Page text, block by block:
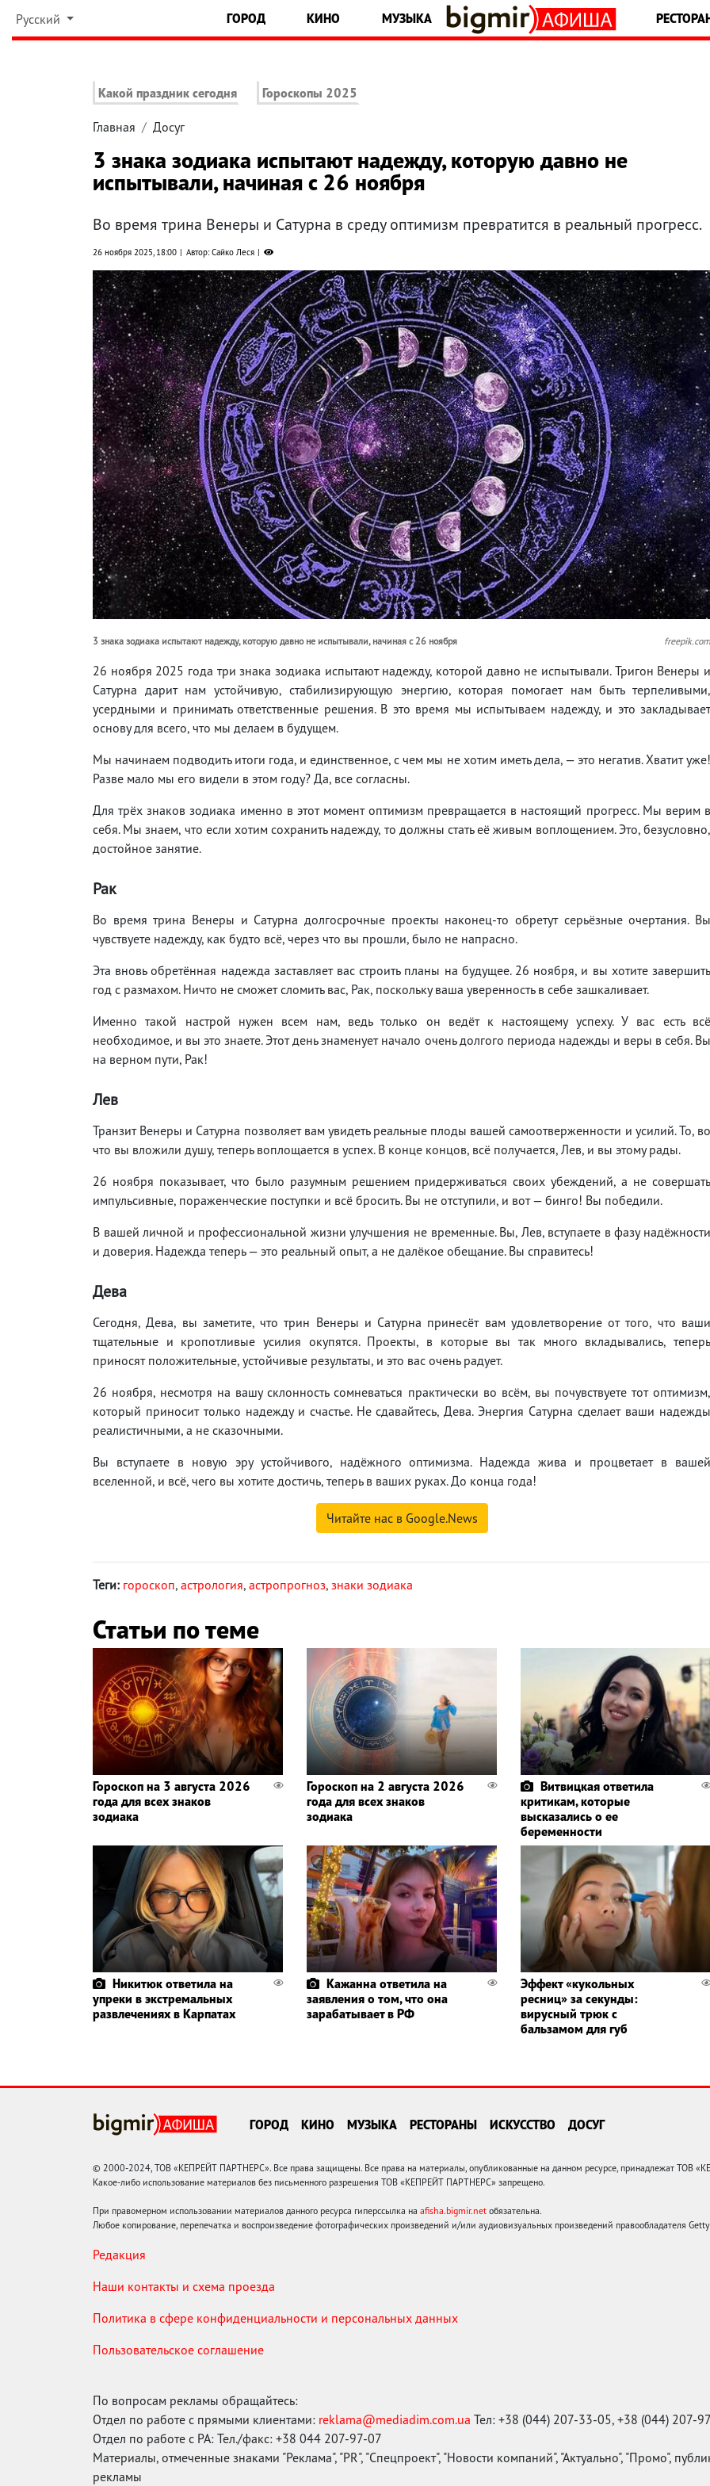
Русский ГОРОД КИНО МУЗЫКА
Какой праздник сегодня Гороскопы 2025
Главная Досуг
3 знака зодиака испытают надежду, которую давно не
испытывали, начиная с 26 ноября
Во время трина Венеры и Сатурна в среду оптимизм превратится в реальный прогресс.
26 ноября 2025, 18:00 Автор: Сайко Леся
3 знака зодиака испытают надежду, которую давно не испытывали, начиная с 26 ноября freepik.com
26 ноября 2025 года три знака зодиака испытают надежду, которой давно не испытывали. Тригон Венеры и
Сатурна дарит нам устойчивую, стабилизирующую энергию, которая помогает нам быть терпеливыми,
усердными и принимать ответственные решения. В это время мы испытываем надежду, и это закладывает
основу для всего, что мы делаем в будущем.
Мы начинаем подводить итоги года, и единственное, с чем мы не хотим иметь дела, — это негатив. Хватит уже!
Разве мало мы его видели в этом году? Да, все согласны.
Для трёх знаков зодиака именно в этот момент оптимизм превращается в настоящий прогресс. Мы верим в
себя. Мы знаем, что если хотим сохранить надежду, то должны стать её живым воплощением. Это, безусловно,
достойное занятие.
Рак
Во время трина Венеры и Сатурна долгосрочные проекты наконец-то обретут серьёзные очертания. Вы
чувствуете надежду, как будто всё, через что вы прошли, было не напрасно.
Эта вновь обретённая надежда заставляет вас строить планы на будущее. 26 ноября, и вы хотите завершить
год с размахом. Ничто не сможет сломить вас, Рак, поскольку ваша уверенность в себе зашкаливает.
Именно такой настрой нужен всем нам, ведь только он ведёт к настоящему успеху. У вас есть всё
необходимое, и вы это знаете. Этот день знаменует начало очень долгого периода надежды и веры в себя. Вы
на верном пути, Рак!
Лев
Транзит Венеры и Сатурна позволяет вам увидеть реальные плоды вашей самоотверженности и усилий. То, во
что вы вложили душу, теперь воплощается в успех. В конце концов, всё получается, Лев, и вы этому рады.
26 ноября показывает, что было разумным решением придерживаться своих убеждений, а не совершать
импульсивные, пораженческие поступки и всё бросить. Вы не отступили, и вот — бинго! Вы победили.
В вашей личной и профессиональной жизни улучшения не временные. Вы, Лев, вступаете в фазу надёжности
и доверия. Надежда теперь — это реальный опыт, а не далёкое обещание. Вы справитесь!
Дева
Сегодня, Дева, вы заметите, что трин Венеры и Сатурна принесёт вам удовлетворение от того, что ваши
тщательные и кропотливые усилия окупятся. Проекты, в которые вы так много вкладывались, теперь
приносят положительные, устойчивые результаты, и это вас очень радует.
26 ноября, несмотря на вашу склонность сомневаться практически во всём, вы почувствуете тот оптимизм,
который приносит только надежду и счастье. Не сдавайтесь, Дева. Энергия Сатурна сделает ваши надежды
реалистичными, а не сказочными.
Вы вступаете в новую эру устойчивого, надёжного оптимизма. Надежда жива и процветает в вашей
вселенной, и всё, чего вы хотите достичь, теперь в ваших руках. До конца года!
Читайте нас в Google.News
Теги: гороскоп, астрология, астропрогноз, знаки зодиака
Статьи по теме
Гороскоп на 3 августа 2026
года для всех знаков
зодиака
Гороскоп на 2 августа 2026
года для всех знаков
зодиака
Витвицкая ответила
критикам, которые
высказались о ее
беременности
Никитюк ответила на
упреки в экстремальных
развлечениях в Карпатах
Кажанна ответила на
заявления о том, что она
зарабатывает в РФ
Эффект «кукольных
ресниц» за секунды:
вирусный трюк с
бальзамом для губ
ГОРОД КИНО МУЗЫКА РЕСТОРАНЫ ИСКУССТВО ДОСУГ
© 2000-2024, ТОВ «КЕПРЕЙТ ПАРТНЕРС». Все права защищены. Все права на материалы, опубликованные на данном ресурсе, принадлежат ТОВ
Какое-либо использование материалов без письменного разрешения ТОВ «КЕПРЕЙТ ПАРТНЕРС» запрещено.
При правомерном использовании материалов данного ресурса гиперссылка на afisha.bigmir.net обязательна.
Любое копирование, перепечатка и воспроизведение фотографических произведений и/или аудиовизуальных произведений правообладателя
Редакция
Наши контакты и схема проезда
Политика в сфере конфиденциальности и персональных данных
Пользовательское соглашение
По вопросам рекламы обращайтесь:
Отдел по работе с прямыми клиентами: reklama@mediadim.com.ua Тел: +38 (044) 207-33-05, +38 (044) 207-
Отдел по работе с РА: Тел./факс: +38 044 207-97-07
Материалы, отмеченные знаками "Реклама", "PR", "Спецпроект", "Новости компаний", "Актуально", "Промо",
рекламы